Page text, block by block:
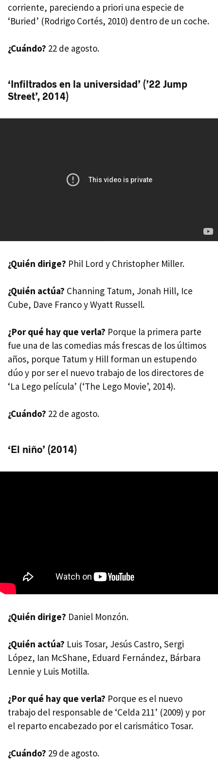
corriente, pareciendo a priori una especie de
‘Buried’ (Rodrigo Cortés, 2010) dentro de un coche.
¿Cuándo? 22 de agosto.
‘Infiltrados en la universidad’ (’22 Jump
Street’, 2014)
¿Quién dirige? Phil Lord y Christopher Miller.
¿Quién actúa? Channing Tatum, Jonah Hill, Ice
Cube, Dave Franco y Wyatt Russell.
¿Por qué hay que verla? Porque la primera parte
fue una de las comedias más frescas de los últimos
años, porque Tatum y Hill forman un estupendo
dúo y por ser el nuevo trabajo de los directores de
‘La Lego película’ (‘The Lego Movie’, 2014).
¿Cuándo? 22 de agosto.
‘El niño’ (2014)
¿Quién dirige? Daniel Monzón.
¿Quién actúa? Luis Tosar, Jesús Castro, Sergi
López, Ian McShane, Eduard Fernández, Bárbara
Lennie y Luis Motilla.
¿Por qué hay que verla? Porque es el nuevo
trabajo del responsable de ‘Celda 211’ (2009) y por
el reparto encabezado por el carismático Tosar.
¿Cuándo? 29 de agosto.